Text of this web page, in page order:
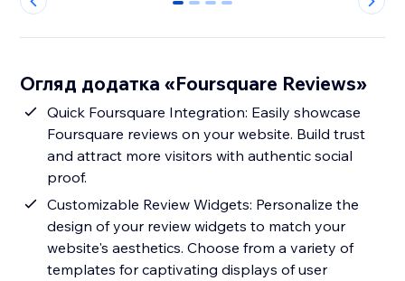
0 1 2 3
Огляд додатка «Foursquare Reviews»
Quick Foursquare Integration: Easily showcase
Foursquare reviews on your website. Build trust
and attract more visitors with authentic social
proof.
Customizable Review Widgets: Personalize the
design of your review widgets to match your
website's aesthetics. Choose from a variety of
templates for captivating displays of user